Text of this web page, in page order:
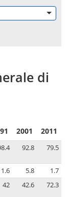
di
2001 2011
92.8 79.5
1.6 5.8
1.7
42 42.6 72.3